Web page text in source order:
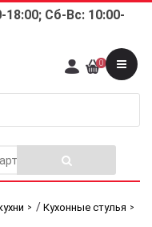
Сб-Вс: 10:00-
0
/ Кухонные стулья